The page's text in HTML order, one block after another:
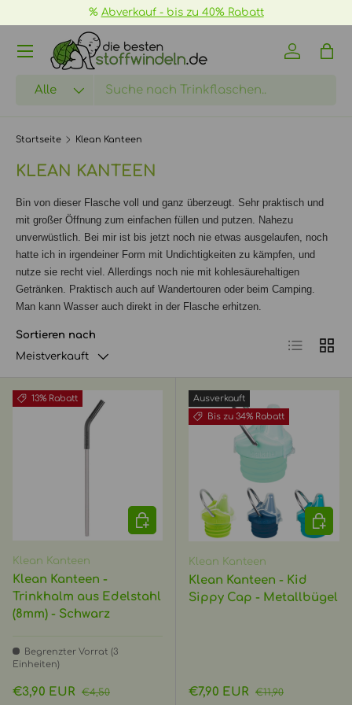
DIREKT ZUM INHALT
% Abverkauf - bis zu 40% Rabatt
Suchen
Alle
Einloggen
Startseite Klean Kanteen
KLEAN KANTEEN
Bin von dieser Flasche voll und ganz überzeugt. Sehr praktisch und
mit großer Öffnung zum einfachen füllen und putzen. Nahezu
unverwüstlich. Bei mir ist bis jetzt noch nie etwas ausgelaufen, noch
hatte ich in irgendeiner Form mit Undichtigkeiten zu kämpfen, und
nutze sie recht viel. Allerdings noch nie mit kohlesäurehaltigen
Getränken. Praktisch auch auf Wandertouren oder beim Camping.
Man kann Wasser auch direkt in der Flasche erhitzen.
Sortieren nach
Meistverkauft
13% Rabatt
Klean Kanteen
Klean Kanteen -
Trinkhalm aus Edelstahl
(8mm) - Schwarz
Begrenzter Vorrat (3
Einheiten)
Verkaufspreis
€3,90 EUR Normaler Preis
€4,50
IN DEN WARENKORB
Ausverkauft
Bis zu 34% Rabatt
Klean Kanteen
Klean Kanteen - Kid
Sippy Cap - Metallbügel
Verkaufspreis
€7,90 EUR Normaler Preis
€11,90